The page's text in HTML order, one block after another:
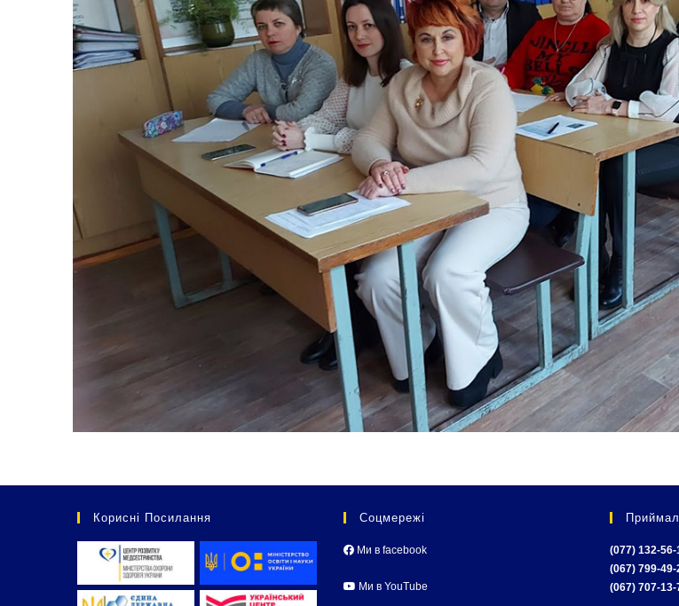
Корисні Посилання Соцмережі
Ми в facebook
Ми в YouTube
(077) 132-56-
(067) 799-49-
(067) 707-13-